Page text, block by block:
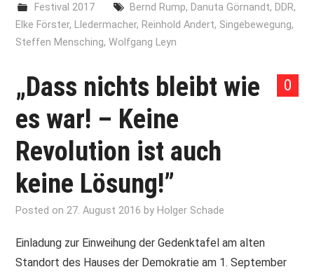
Festival 2017 Bernd Rump, Danuta Görnandt, DDR,
Elke Förster, LIedermacher, Reinhold Andert, Singebewegung,
Steffen Mensching,Wolfgang Leyn
0
„Dass nichts bleibt wie
es war! – Keine
Revolution ist auch
keine Lösung!”
Posted on27. August 2016 by Holger Schade
Einladung zur Einweihung der Gedenktafel am alten
Standort des Hauses der Demokratie am 1. September